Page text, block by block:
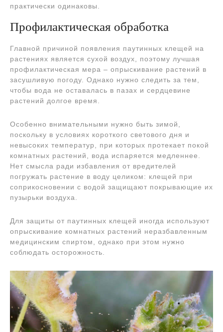
практически одинаковы.
Профилактическая обработка
Главной причиной появления паутинных клещей на
растениях является сухой воздух, поэтому лучшая
профилактическая мера – опрыскивание растений в
засушливую погоду. Однако нужно следить за тем,
чтобы вода не оставалась в пазах и сердцевине
растений долгое время.
Особенно внимательными нужно быть зимой,
поскольку в условиях короткого светового дня и
невысоких температур, при которых протекает покой
комнатных растений, вода испаряется медленнее.
Нет смысла ради избавления от вредителей
погружать растение в воду целиком: клещей при
соприкосновении с водой защищают покрывающие их
пузырьки воздуха.
Для защиты от паутинных клещей иногда используют
опрыскивание комнатных растений неразбавленным
медицинским спиртом, однако при этом нужно
соблюдать осторожность.